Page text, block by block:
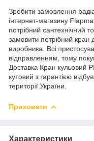
Зробити замовлення
інтернет-магазину
потрібний сантехнічний
замовити потрібний кран
виробника. Всі
відправленням, тому
Доставка Кран кульовий
кутовий з гарантією
території України.
Приховати
Характеристики